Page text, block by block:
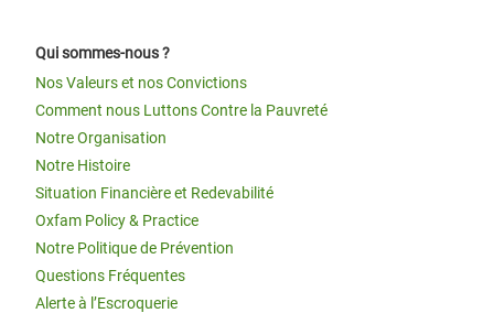
Qui sommes-nous ?
Nos Valeurs et nos Convictions
Comment nous Luttons Contre la Pauvreté
Notre Organisation
Notre Histoire
Situation Financière et Redevabilité
Oxfam Policy & Practice
Notre Politique de Prévention
Questions Fréquentes
Alerte à l’Escroquerie